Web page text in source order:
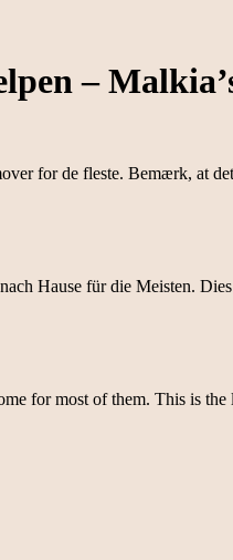
–
for de fleste. Bemærk, at
Hause für die Meisten.
for most of them. This is the